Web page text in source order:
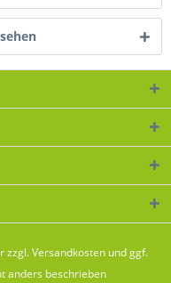
zzgl.Versandkosten und ggf.
anders beschrieben